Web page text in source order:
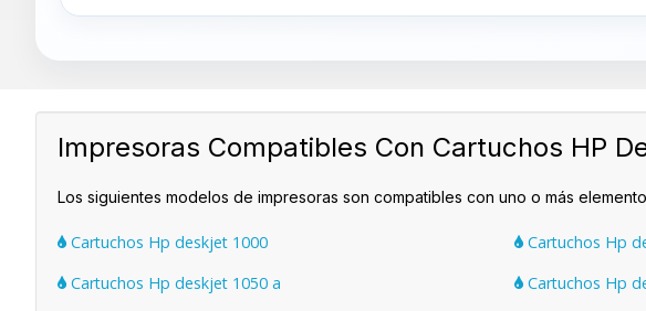
Impresoras Compatibles Con Cartuchos HP
Los siguientes modelos de impresoras son compatibles con uno o más
Cartuchos Hp deskjet 1000 Cartuchos Hp
Cartuchos Hp deskjet 1050 a
Cartuchos Hp